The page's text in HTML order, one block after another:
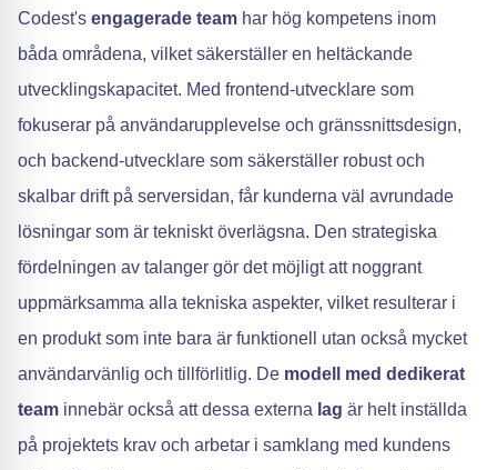
Codest's engagerade team har hög kompetens inom
båda områdena, vilket säkerställer en heltäckande
utvecklingskapacitet. Med frontend-utvecklare som
fokuserar på användarupplevelse och gränssnittsdesign,
och backend-utvecklare som säkerställer robust och
skalbar drift på serversidan, får kunderna väl avrundade
lösningar som är tekniskt överlägsna. Den strategiska
fördelningen av talanger gör det möjligt att noggrant
uppmärksamma alla tekniska aspekter, vilket resulterar i
en produkt som inte bara är funktionell utan också mycket
användarvänlig och tillförlitlig. De modell med dedikerat
team innebär också att dessa externa lag är helt inställda
på projektets krav och arbetar i samklang med kundens